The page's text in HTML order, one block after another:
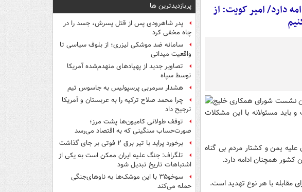
دارد/ امیر کویت: از
نشست شورای همکاری خلیج
باید مسئولانه با این مشکلات
و تجاوزات 20 ماهه عربستان علیه یمن و کشتار مردم بی گناه
کشور همچنان ادامه دارد.
مقابله با هر نوع تهدید است.
پربازدیدترین ها
پدر شاهرودی پس از قتل پسرش، جسد را در
چاه مخفی کرد
سامانه ضد موشکی لیزری؛ از بلوف سیاسی تا
واقعیت میدانی
تصاویر جدید از پهپادهای منهدم‌شده آمریکا
توسط سپاه
هشدار سرمربی پرسپولیس به جاسوس تیم
چرا محمد صلاح ترکیه را به عربستان و آمریکا
ترجیح داد
توقف طولانی کامیون‌ها پشت مرز؛
صورت‌حساب سنگینی که به اقتصاد می‌رسد
برخورد پراید با تیر برق ۲ فوتی بر جای گذاشت
تلگراف: جنگ علیه ایران ممکن است به یکی از
اشتباهات تاریخ تبدیل شود
سوخو۳۵ با این موشک‌ها به ناوهای‌جنگی
حمله می‌کند